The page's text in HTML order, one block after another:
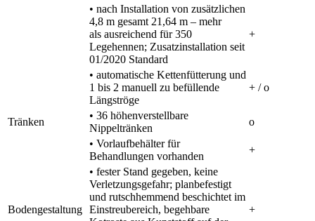
• nach Installation von zusätzlichen
4,8 m gesamt 21,64 m – mehr
als ausreichend für 350
Legehennen; Zusatzinstallation seit
01/2020 Standard
+
• automatische Kettenfütterung und
1 bis 2 manuell zu befüllende
Längströge
+ / o
Tränken
• 36 höhenverstellbare
Nippeltränken
o
• Vorlaufbehälter für
Behandlungen vorhanden
+
Bodengestaltung
• fester Stand gegeben, keine
Verletzungsgefahr; planbefestigt
und rutschhemmend beschichtet im
Einstreubereich, begehbare
+